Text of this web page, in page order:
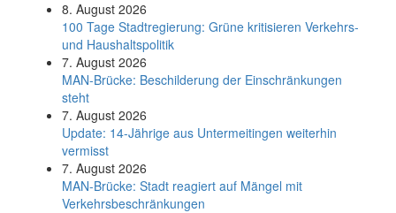
8. August 2026
100 Tage Stadtregierung: Grüne kritisieren Verkehrs-
und Haushaltspolitik
7. August 2026
MAN-Brücke: Beschilderung der Einschränkungen
steht
7. August 2026
Update: 14-Jährige aus Untermeitingen weiterhin
vermisst
7. August 2026
MAN-Brücke: Stadt reagiert auf Mängel mit
Verkehrsbeschränkungen